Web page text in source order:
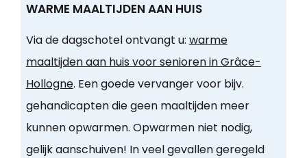
WARME MAALTIJDEN AAN HUIS
Via de dagschotel ontvangt u: warme
maaltijden aan huis voor senioren in Grâce-
Hollogne. Een goede vervanger voor bijv.
gehandicapten die geen maaltijden meer
kunnen opwarmen. Opwarmen niet nodig,
gelijk aanschuiven! In veel gevallen geregeld